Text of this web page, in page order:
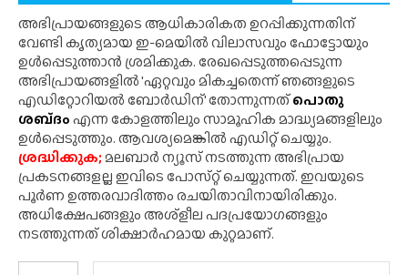
അഭിപ്രായങ്ങളുടെ ആധികാരികത ഉറപ്പിക്കുന്നതിന്
വേണ്ടി കൃത്യമായ ഇ-മെയിൽ വിലാസവും ഫോട്ടോയും
ഉൾപ്പെടുത്താൻ ശ്രമിക്കുക. രേഖപ്പെടുത്തപ്പെടുന്ന
അഭിപ്രായങ്ങളിൽ 'ഏറ്റവും മികച്ചതെന്ന് ഞങ്ങളുടെ
എഡിറ്റോറിയൽ ബോർഡിന്' തോന്നുന്നത്പൊതു
ശബ്‌ദംഎന്ന കോളത്തിലും സാമൂഹിക മാദ്ധ്യമങ്ങളിലും
ഉൾപ്പെടുത്തും. ആവശ്യമെങ്കിൽ എഡിറ്റ് ചെയ്യും.
ശ്രദ്ധിക്കുക;മലബാർ ന്യൂസ് നടത്തുന്ന അഭിപ്രായ
പ്രകടനങ്ങളല്ല ഇവിടെ പോസ്‌റ്റ് ചെയ്യുന്നത്. ഇവയുടെ
പൂർണ ഉത്തരവാദിത്തം രചയിതാവിനായിരിക്കും.
അധിക്ഷേപങ്ങളും അശ്‌ളീല പദപ്രയോഗങ്ങളും
നടത്തുന്നത് ശിക്ഷാർഹമായ കുറ്റമാണ്.